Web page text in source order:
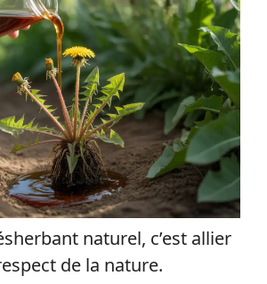
naturel, c’est allier
de la nature.